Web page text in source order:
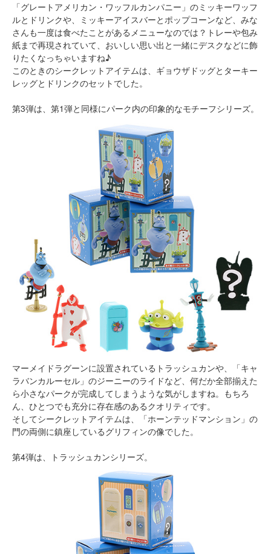
「グレートアメリカン・ワッフルカンパニー」のミッキーワッフ
ルとドリンクや、ミッキーアイスバーとポップコーンなど、みな
さんも一度は食べたことがあるメニューなのでは？トレーや包み
紙まで再現されていて、おいしい思い出と一緒にデスクなどに飾
りたくなっちゃいますね♪
このときのシークレットアイテムは、ギョウザドッグとターキー
レッグとドリンクのセットでした。
第3弾は、第1弾と同様にパーク内の印象的なモチーフシリーズ。
マーメイドラグーンに設置されているトラッシュカンや、「キャ
ラバンカルーセル」のジーニーのライドなど、何だか全部揃えた
ら小さなパークが完成してしまうような気がしますね。もちろ
ん、ひとつでも充分に存在感のあるクオリティです。
そしてシークレットアイテムは、「ホーンテッドマンション」の
門の両側に鎮座しているグリフィンの像でした。
第4弾は、トラッシュカンシリーズ。